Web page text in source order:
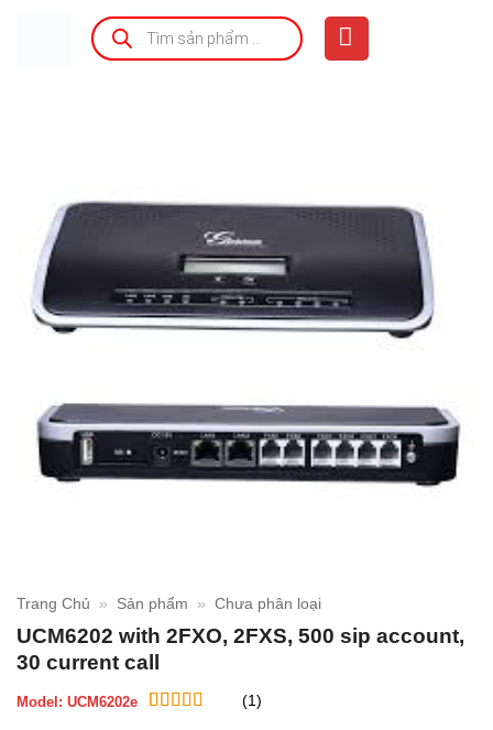
Tìm
kiếm
sản
phẩm
Trang Chủ » Sản phẩm » Chưa phân loại
UCM6202 with 2FXO, 2FXS, 500 sip account,
30 current call
Model: UCM6202e (1)